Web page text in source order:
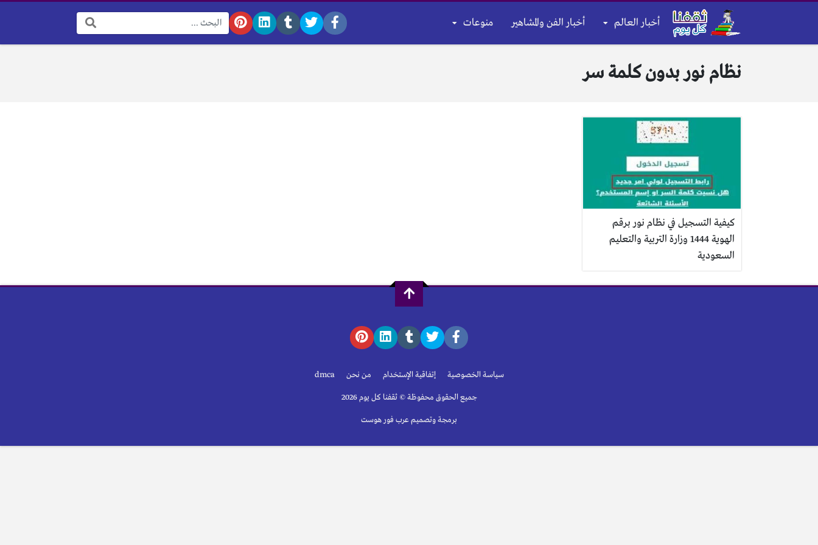
أخبار العالم أخبار الفن والمشاهير منوعات
البحث:
نظام نور بدون كلمة سر
كيفية التسجيل في نظام نور برقم
الهوية 1444 وزارة التربية والتعليم
السعودية
سياسة الخصوصية إتفاقية الإستخدام من نحن dmca
جميع الحقوق محفوظة © ثقفنا كل يوم 2026
برمجة وتصميم عرب فور هوست